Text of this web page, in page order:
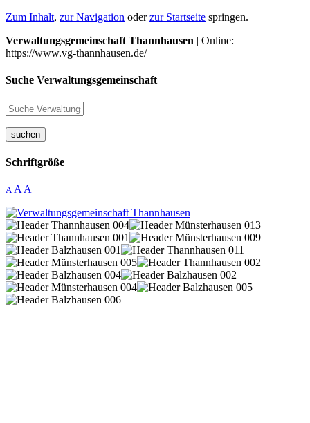
Zum Inhalt, zur Navigation oderzur Startseite springen.
Verwaltungsgemeinschaft Thannhausen | Online:
https://www.vg-thannhausen.de/
Suche Verwaltungsgemeinschaft
suchen
Schriftgröße
A A A